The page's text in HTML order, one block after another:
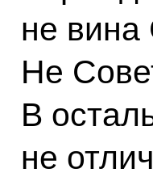
не вина
Не
В
не